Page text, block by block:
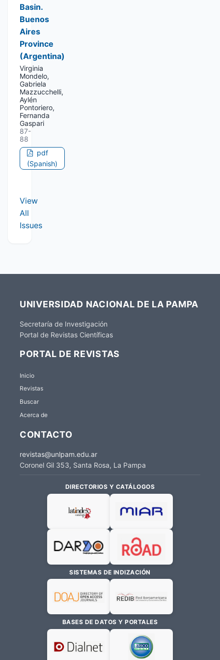
Basin.
Buenos
Aires
Province
(Argentina)
Virginia
Mondelo,
Gabriela
Mazzucchelli,
Aylén
Pontoriero,
Fernanda
Gaspari
87-
88
pdf
(Spanish)
View
All
Issues
UNIVERSIDAD NACIONAL DE LA PAMPA
Secretaría de Investigación
Portal de Revistas Científicas
PORTAL DE REVISTAS
Inicio
Revistas
Buscar
Acerca de
CONTACTO
revistas@unlpam.edu.ar
Coronel Gil 353, Santa Rosa, La Pampa
DIRECTORIOS Y CATÁLOGOS
SISTEMAS DE INDIZACIÓN
BASES DE DATOS Y PORTALES